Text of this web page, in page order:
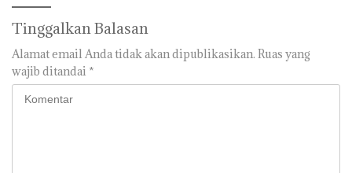
Tinggalkan Balasan
Alamat email Anda tidak akan dipublikasikan. Ruas yang
wajib ditandai *